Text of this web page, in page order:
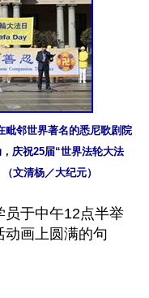
毗邻世界著名的悉尼歌剧院
庆祝25届“世界法轮大法
文清杨／大纪元）
员于中午12点半举
动画上圆满的句